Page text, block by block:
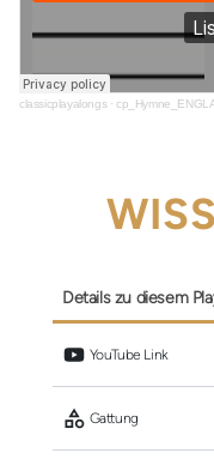
classicplayalongs·
Details zu diesem
YouTube Link
Gattung